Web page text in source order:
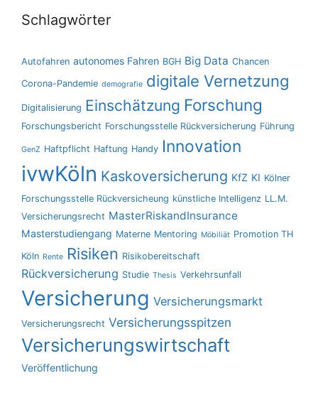
Schlagwörter
Autofahren autonomes Fahren BGH Big Data Chancen
Corona-Pandemie demografie digitale Vernetzung
Digitalisierung Einschätzung Forschung
Forschungsbericht Forschungsstelle Rückversicherung Führung
GenZ Haftpflicht Haftung Handy Innovation
ivwKöln Kaskoversicherung KfZ KI Kölner
Forschungsstelle Rückversicheung künstliche Intelligenz LL.M.
Versicherungsrecht MasterRiskandInsurance
Masterstudiengang Materne Mentoring Möbiliät Promotion TH
Köln Rente Risiken Risikobereitschaft
Rückversicherung Studie Thesis Verkehrsunfall
Versicherung Versicherungsmarkt
Versicherungsrecht Versicherungsspitzen
Versicherungswirtschaft
Veröffentlichung